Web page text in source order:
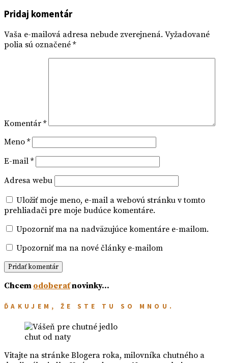
Pridaj komentár
Vaša e-mailová adresa nebude zverejnená. Vyžadované
polia sú označené *
Komentár *
Meno *
E-mail *
Adresa webu
Uložiť moje meno, e-mail a webovú stránku v tomto
prehliadači pre moje budúce komentáre.
Upozorniť ma na nadväzujúce komentáre e-mailom.
Upozorniť ma na nové články e-mailom
Chcem odoberaťnovinky…
ĎAKUJEM, ŽE STE TU SO MNOU.
chut od naty
Vitajte na stránke Blogera roka, milovníka chutného a